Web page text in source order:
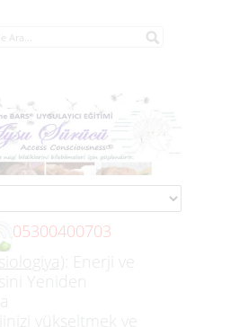
05300400703
: Enerji ve
Yeniden
yükseltmek ve